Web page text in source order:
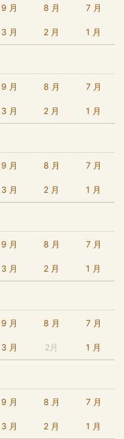
9 月 8 月 7 月
3 月 2 月 1 月
9 月 8 月 7 月
3 月 2 月 1 月
9 月 8 月 7 月
3 月 2 月 1 月
9 月 8 月 7 月
3 月 2 月 1 月
9 月 8 月 7 月
3 月 2月 1 月
9 月 8 月 7 月
3 月 2 月 1 月